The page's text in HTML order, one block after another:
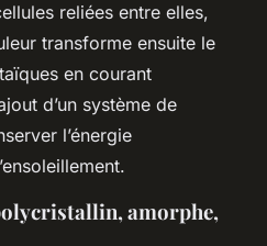
reliées entre elles,
transforme ensuite le
en courant
d’un système de
l’énergie
amorphe,